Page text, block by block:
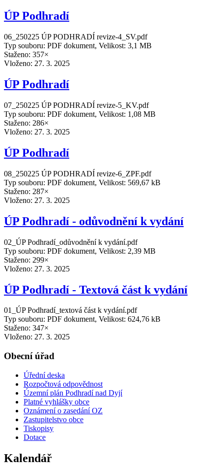
ÚP Podhradí
06_250225 ÚP PODHRADÍ revize-4_SV.pdf
Typ souboru: PDF dokument, Velikost: 3,1 MB
Staženo: 357×
Vloženo: 27. 3. 2025
ÚP Podhradí
07_250225 ÚP PODHRADÍ revize-5_KV.pdf
Typ souboru: PDF dokument, Velikost: 1,08 MB
Staženo: 286×
Vloženo: 27. 3. 2025
ÚP Podhradí
08_250225 ÚP PODHRADÍ revize-6_ZPF.pdf
Typ souboru: PDF dokument, Velikost: 569,67 kB
Staženo: 287×
Vloženo: 27. 3. 2025
ÚP Podhradí - odůvodnění k vydání
02_ÚP Podhradí_odůvodnění k vydání.pdf
Typ souboru: PDF dokument, Velikost: 2,39 MB
Staženo: 299×
Vloženo: 27. 3. 2025
ÚP Podhradí - Textová část k vydání
01_ÚP Podhradí_textová část k vydání.pdf
Typ souboru: PDF dokument, Velikost: 624,76 kB
Staženo: 347×
Vloženo: 27. 3. 2025
Obecní úřad
Úřední deska
Rozpočtová odpovědnost
Územní plán Podhradí nad Dyjí
Platné vyhlášky obce
Oznámení o zasedání OZ
Zastupitelstvo obce
Tiskopisy
Dotace
Kalendář